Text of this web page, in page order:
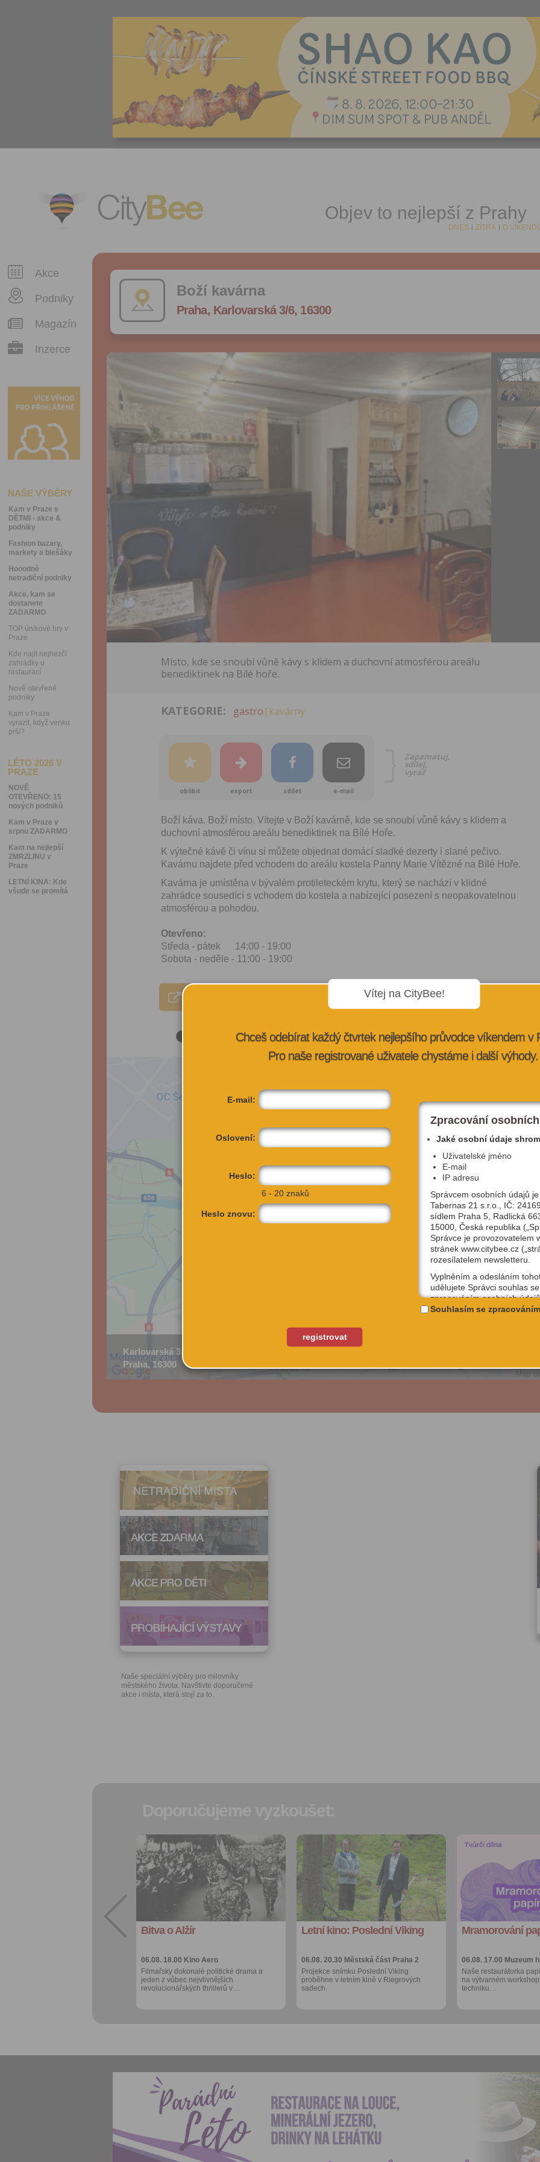
CityBee Objev to nejlepší z Prahy
DNES i ZÍTRA i O
Akce
Podniky
Magazín
Inzerce
NAŠE VÝBĚRY
Kam v Praze s
DĚTMI - akce &
podniky
Fashion bazary,
markety a blešáky
Hooodně
netradiční podniky
Akce, kam se
dostanete
ZADARMO
TOP únikové hry v
Praze
Kde najít nejhezčí
zahrádky u
restaurací
Nově otevřené
podniky
Kam v Praze
vyrazit, když venku
prší?
LÉTO 2026 V
PRAZE
NOVĚ
OTEVŘENO: 15
nových podniků
Kam v Praze v
srpnu ZADARMO
Kam na nejlepší
ZMRZLINU v
Praze
LETNÍ KINA: Kde
všude se promítá
Boží kavárna
Praha, Karlovarská 3/6, 16300
Místo, kde se snoubí vůně kávy s klidem a duchovní atmosférou areálu
benediktinek na Bílé hoře.
KATEGORIE: gastro |kavárny
oblíbit export sdílet e-mail
Zapamatuj,
sdílej,
vyraž
Boží káva. Boží místo. Vítejte v Boží kavárně, kde se snoubí vůně kávy s klidem a
duchovní atmosférou areálu benediktinek na Bílé Hoře.
K výtečné kávě či vínu si můžete objednat domácí sladké dezerty i slané pečivo.
Kavárnu najdete před vchodem do areálu kostela Panny Marie Vítězné na Bílé Hoře.
Kavárna je umístěna v bývalém protileteckém krytu, který se nachází v klidné
zahrádce sousedící s vchodem do kostela a nabízející posezení s neopakovatelnou
atmosférou a pohodou.
Otevřeno:
Středa - pátek 14:00 - 19:00
Sobota - neděle - 11:00 - 19:00
Karlovarská 3/6
Praha, 16300
Naše speciální výběry pro milovníky
městského života. Navštivte doporučené
akce i místa, která stojí za to.
Bitva o Alžír
06.08. 18.00 Kino Aero
Filmařsky dokonalé politické drama a
jeden z vůbec nejvlivnějších
revolucionářských thrillerů v…
Přidat do
oblíbených
Sdílet:
Facebook
export do
kalendáře
Více výhod pro
Letní kino: Poslední Viking
06.08. 20.30 Městská část Praha 2
Projekce snímku Poslední Viking
proběhne v letním kině v Riegrových
sadech.
Přidat do
oblíbených
Sdílet:
Facebook
export do
kalendáře
Více výhod pro
Mramorování
06.08. 17.00 Muzeum
Naše restaurátorka
na výtvarném
techniku…
Přidat do
Facebook
export do
kalendáře
Více výhod pro
Vítej na CityBee!
Chceš odebírat každý čtvrtek nejlepšího průvodce víkendem v
Pro naše registrované uživatele chystáme i další výhody.
E-mail:
Oslovení:
Heslo:
6 - 20 znaků
Heslo znovu:
registrovat
Zpracování
Jaké osobní údaje
Uživatelské jméno
E-mail
IP adresu
Správcem osobních údajů
Tabernas 21 s.r.o., IČ:
sídlem Praha 5, Radlická
15000, Česká republika
Správce je provozovatelem
stránek www.citybee.cz
rozesílatelem newsletteru.
Vyplněním a odesláním
udělujete Správci souhlas se
zpracováním osobních
uživatelské jméno, email, IP
na webu www.citybee.cz.
nezbytného pro přihlášení
webových stránkách a
základních funkcí. Souhlas
dobu existence
jeho odstranění, nebo do
emailem newsletter“
se zpracováním výše
osobních údajů za účelem
Správcem, zejména
materiálů a pozvánek na
zpracováním osobních
Souhlasím se